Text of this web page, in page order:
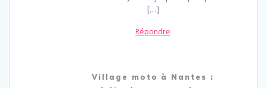
[…]
Répondre
Village moto à Nantes :